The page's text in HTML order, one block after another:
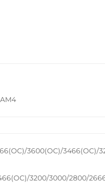
3600(OC)/
3200/3000/2800/